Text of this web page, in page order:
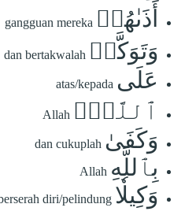
أَذَىٰهُمۡ gangguan mereka
وَتَوَكَّلۡ dan bertakwalah
عَلَى atas/kepada
ٱللَّهِۚ Allah
وَكَفَىٰ dan cukuplah
بِٱللَّهِ Allah
وَكِيلٗا diri/pelindung